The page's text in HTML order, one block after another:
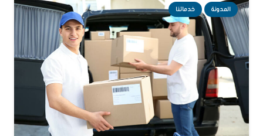
المدونة خدماتنا